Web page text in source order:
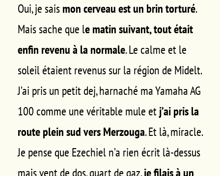
Oui, je saismon cerveau est un brin torturé.
Mais sache que le matin suivant, tout était
enfin revenu à la normale. Le calme et le
soleil étaient revenus sur la région de Midelt.
J’ai pris un petit dej, harnaché ma Yamaha AG
100 comme une véritable mule etj’ai pris la
route plein sud vers Merzouga. Et là, miracle.
Je pense que Ezechiel n’a rien écrit là-dessus
mais vent de dos, quart de gaz,je filais à un